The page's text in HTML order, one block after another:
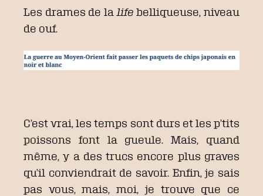
Les drames de la life belliqueuse, niveau
de ouf.
C’est vrai, les temps sont durs et les p’tits
poissons font la gueule. Mais, quand
même, y a des trucs encore plus graves
qu’il conviendrait de savoir. Enfin, je sais
pas vous, mais, moi, je trouve que ce